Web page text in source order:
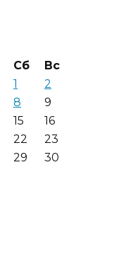
Сб
Вс
1
2
8
9
15
16
22
23
29
30